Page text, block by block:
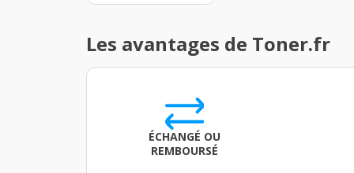
Les avantages de Toner.fr
ÉCHANGÉ OU
REMBOURSÉ